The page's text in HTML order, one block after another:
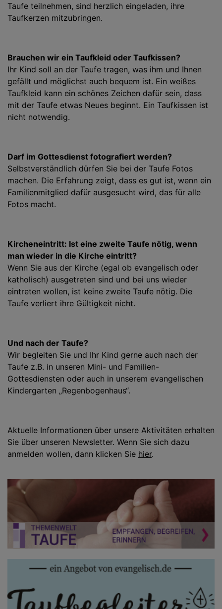
Taufe teilnehmen, sind herzlich eingeladen, ihre
Taufkerzen mitzubringen.
Brauchen wir ein Taufkleid oder Taufkissen?
Ihr Kind soll an der Taufe tragen, was ihm und Ihnen
gefällt und möglichst auch bequem ist. Ein weißes
Taufkleid kann ein schönes Zeichen dafür sein, dass
mit der Taufe etwas Neues beginnt. Ein Taufkissen ist
nicht notwendig.
Darf im Gottesdienst fotografiert werden?
Selbstverständlich dürfen Sie bei der Taufe Fotos
machen. Die Erfahrung zeigt, dass es gut ist, wenn ein
Familienmitglied dafür ausgesucht wird, das für alle
Fotos macht.
Kircheneintritt: Ist eine zweite Taufe nötig, wenn
man wieder in die Kirche eintritt?
Wenn Sie aus der Kirche (egal ob evangelisch oder
katholisch) ausgetreten sind und bei uns wieder
eintreten wollen, ist keine zweite Taufe nötig. Die
Taufe verliert ihre Gültigkeit nicht.
Und nach der Taufe?
Wir begleiten Sie und Ihr Kind gerne auch nach der
Taufe z.B. in unseren Mini- und Familien-
Gottesdiensten oder auch in unserem evangelischen
Kindergarten „Regenbogenhaus“.
Aktuelle Informationen über unsere Aktivitäten erhalten
Sie über unseren Newsletter. Wenn Sie sich dazu
anmelden wollen, dann klicken Sie hier.